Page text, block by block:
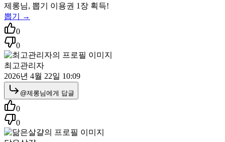
제롱님, 뽑기 이용권 1 장 획득!
뽑기 →
0
0
최고관리자
2026년 4월 22일 10:09
@제롱님에게 답글
0
0